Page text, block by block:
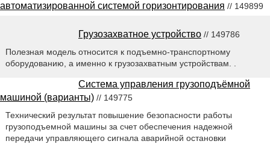
автоматизированной системой горизонтирования // 149899
Грузозахватное устройство // 149786
Полезная модель относится к подъемно-транспортному
оборудованию, а именно к грузозахватным устройствам. .
Система управления грузоподъёмной
машиной (варианты) // 149775
Технический результат повышение безопасности работы
грузоподъемной машины за счет обеспечения надежной
передачи управляющего сигнала аварийной остановки